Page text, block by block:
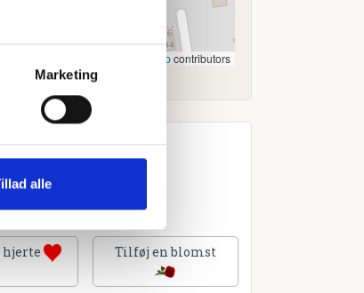
Marketing
alle
OpenStreetMapcontributors
Tilføj en blomst